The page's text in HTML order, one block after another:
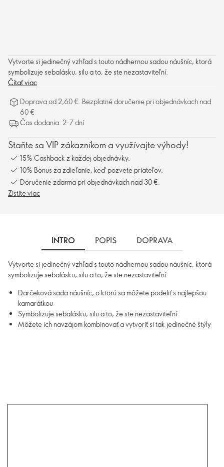
Vytvorte si jedinečný vzhľad s touto nádhernou sadou náušníc, ktorá
symbolizuje sebalásku, silu a to, že ste nezastaviteľní.
Čítať viac
Doprava od 2,60 €. Bezplatné doručenie pri objednávkach nad
60 €
Čas dodania: 2-7 dní
Staňte sa VIP zákazníkom a využívajte výhody!
15% Cashback z každej objednávky.
10% Bonus za zdieľanie, keď pozvete priateľov.
Doručenie zdarma pri objednávkach nad 30 €.
Zistite viac
INTRO POPIS DOPRAVA
Vytvorte si jedinečný vzhľad s touto nádhernou sadou náušníc, ktorá
symbolizuje sebalásku, silu a to, že ste nezastaviteľní.
Darčeková sada náušníc, o ktorú sa môžete podeliť s najlepšou
kamarátkou
Symbolizuje sebalásku, silu a to, že ste nezastaviteľní
Môžete ich navzájom kombinovať a vytvoriť si tak jedinečné štýly